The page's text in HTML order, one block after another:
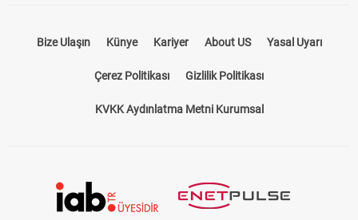
Bize Ulaşın Künye Kariyer About US Yasal Uyarı
Çerez Politikası Gizlilik Politikası
KVKK Aydınlatma Metni Kurumsal